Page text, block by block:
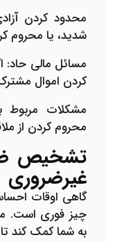
محدود کردن
شدید، یا محروم
مسائل مالی حاد:
کردن اموال
مشکلات مربوط
محروم کردن از
تشخیص
غیرضروری
گاهی اوقات
چیز فوری است.
به شما کمک کند